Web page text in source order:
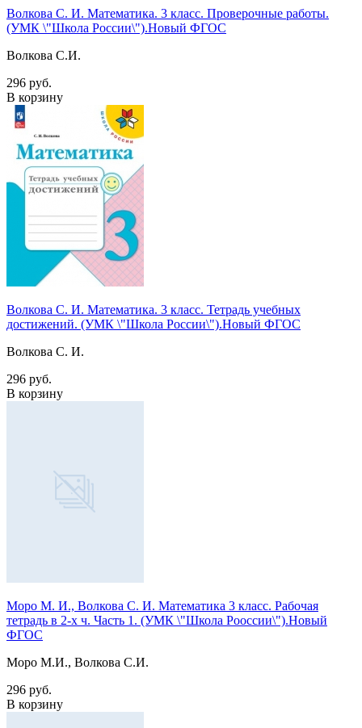
Волкова С. И. Математика. 3 класс. Проверочные работы.
(УМК \"Школа России\").Новый ФГОС
Волкова С.И.
296 руб.
В корзину
Волкова С. И. Математика. 3 класс. Тетрадь учебных
достижений. (УМК \"Школа России\").Новый ФГОС
Волкова С. И.
296 руб.
В корзину
Моро М. И., Волкова С. И. Математика 3 класс. Рабочая
тетрадь в 2-х ч. Часть 1. (УМК \"Школа Рооссии\").Новый
ФГОС
Моро М.И., Волкова С.И.
296 руб.
В корзину